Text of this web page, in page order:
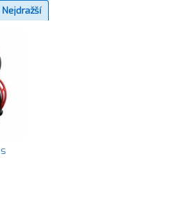
Nejdražší